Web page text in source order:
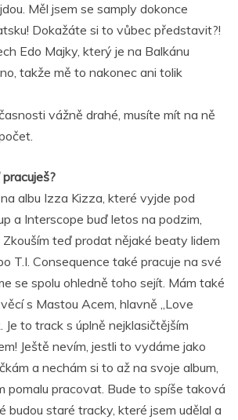
Měl jsem se samply dokonce
Dokažáte si to vůbec představit?!
Edo Majky, který je na Balkánu
takže mě to nakonec ani tolik
vážně drahé, musíte mít na ně
albu Izza Kizza, které vyjde pod
a Interscope buď letos na podzim,
teď prodat nějaké beaty lidem
T.I. Consequence také pracuje na své
se spolu ohledně toho sejít. Mám také
s Mastou Acem, hlavně „Love
Je to track s úplně nejklasičtějším
Ještě nevím, jestli to vydáme jako
a nechám si to až na svoje album,
pomalu pracovat. Bude to spíše taková
budou staré tracky, které jsem udělal a